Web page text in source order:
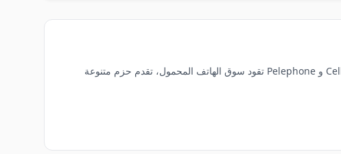
هل تسافر إلى إسرائيل أو تحتاج شريحة محلية؟ هؤلاء هم مشغلو الهاتف المحمول الرئيسيون في البلاد. Cellcom, Partner, HOT Mobile و Pelephone تقود سوق الهاتف المحمول، تقدم حزم متنوعة